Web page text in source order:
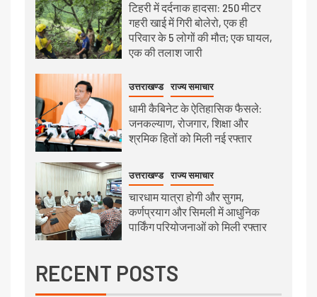
टिहरी में दर्दनाक हादसा: 250 मीटर
गहरी खाई में गिरी बोलेरो, एक ही
परिवार के 5 लोगों की मौत; एक घायल,
एक की तलाश जारी
उत्तराखण्ड राज्य समाचार
धामी कैबिनेट के ऐतिहासिक फैसले:
जनकल्याण, रोजगार, शिक्षा और
श्रमिक हितों को मिली नई रफ्तार
उत्तराखण्ड राज्य समाचार
चारधाम यात्रा होगी और सुगम,
कर्णप्रयाग और सिमली में आधुनिक
पार्किंग परियोजनाओं को मिली रफ्तार
RECENT POSTS